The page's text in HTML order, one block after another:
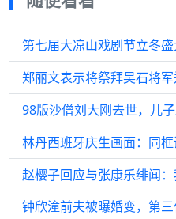
郑丽文表示将祭拜吴石将